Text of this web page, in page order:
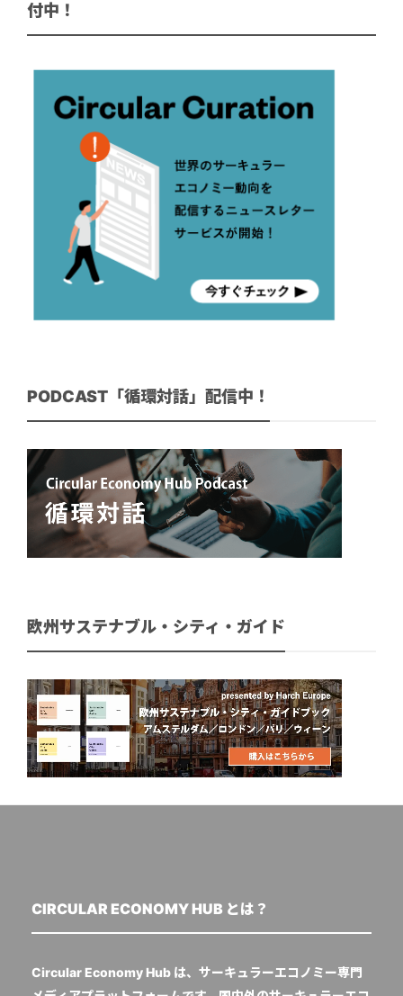
付中！
PODCAST「循環対話」配信中！
欧州サステナブル・シティ・ガイド
CIRCULAR ECONOMY HUB とは？
Circular Economy Hub は、サーキュラーエコノミー専門